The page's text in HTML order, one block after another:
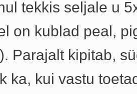
tekkis seljale u
on kublad peal,
Parajalt kipitab,
ka, kui vastu